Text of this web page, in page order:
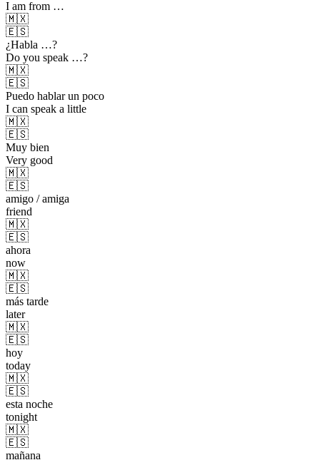
I am from …
🇲🇽
🇪🇸
¿Habla …?
Do you speak …?
🇲🇽
🇪🇸
Puedo hablar un poco
I can speak a little
🇲🇽
🇪🇸
Muy bien
Very good
🇲🇽
🇪🇸
amigo / amiga
friend
🇲🇽
🇪🇸
ahora
now
🇲🇽
🇪🇸
más tarde
later
🇲🇽
🇪🇸
hoy
today
🇲🇽
🇪🇸
esta noche
tonight
🇲🇽
🇪🇸
mañana